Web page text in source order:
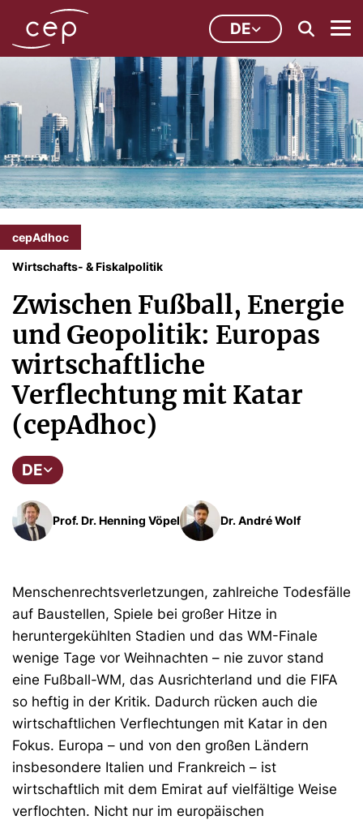
DE
cepAdhoc
Wirtschafts- & Fiskalpolitik
Zwischen Fußball, Energie
und Geopolitik: Europas
wirtschaftliche
Verflechtung mit Katar
(cepAdhoc)
DE
Prof. Dr. Henning Vöpel Dr. André Wolf
Menschenrechtsverletzungen, zahlreiche Todesfälle
auf Baustellen, Spiele bei großer Hitze in
heruntergekühlten Stadien und das WM-Finale
wenige Tage vor Weihnachten – nie zuvor stand
eine Fußball-WM, das Ausrichterland und die FIFA
so heftig in der Kritik. Dadurch rücken auch die
wirtschaftlichen Verflechtungen mit Katar in den
Fokus. Europa – und von den großen Ländern
insbesondere Italien und Frankreich – ist
wirtschaftlich mit dem Emirat auf vielfältige Weise
verflochten. Nicht nur im europäischen